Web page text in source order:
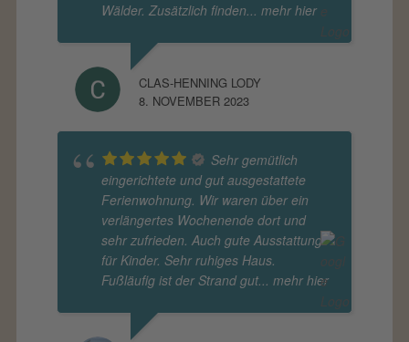
Wälder. Zusätzlich finden... mehr hier
CLAS-HENNING LODY
8. NOVEMBER 2023
Sehr gemütlich
eingerichtete und gut ausgestattete
Ferienwohnung. Wir waren über ein
verlängertes Wochenende dort und
sehr zufrieden. Auch gute Ausstattung
für Kinder. Sehr ruhiges Haus.
Fußläufig ist der Strand gut... mehr hier